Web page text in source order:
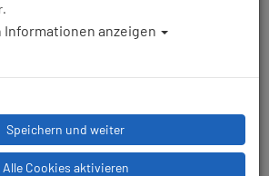
*
Informationen anzeigen
Speichern und weiter
Alle Cookies aktivieren